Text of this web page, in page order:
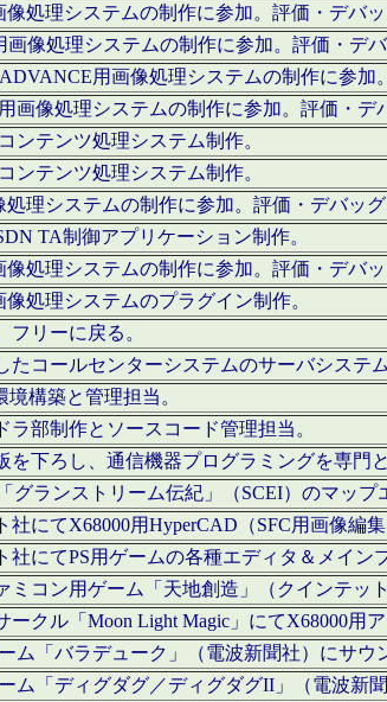
像処理システムの制作に参加。評価・デバ
画像処理システムの制作に参加。評価・デ
用画像処理システムの制作に参加
画像処理システムの制作に参加。評価・デ
ンテンツ処理システム制作。
ンテンツ処理システム制作。
処理システムの制作に参加。評価・デバッ
TA制御アプリケーション制作。
像処理システムの制作に参加。評価・デバ
像処理システムのプラグイン制作。
フリーに戻る。
たコールセンターシステムのサーバシステム
境構築と管理担当。
ラ部制作とソースコード管理担当。
を下ろし、通信機器プログラミングを専門
グランストリーム伝紀」（SCEI）のマップ
社にてX68000用HyperCAD（SFC用画像編
社にてPS用ゲームの各種エディタ＆メイン
ミコン用ゲーム「天地創造」（クインテ
ークル「Moon Light Magic」にてX68000
ム「バラデューク」（電波新聞社）にサウ
ム「ディグダグ／ディグダグII」（電波新